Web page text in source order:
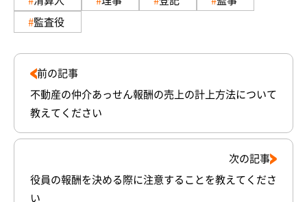
監査役
前の記事
不動産の仲介あっせん報酬の売上の計上方法について
教えてください
次の記事
役員の報酬を決める際に注意することを教えてくださ
い